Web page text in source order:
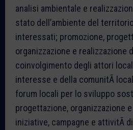
analisi ambientale e
stato dell’ambiente del
interessati; promozione,
organizzazione e realizzazione
coinvolgimento degli attori
interesse e della comunitÃ
forum locali per lo sviluppo
progettazione, organizzazione
iniziative, campagne e attivitÃ